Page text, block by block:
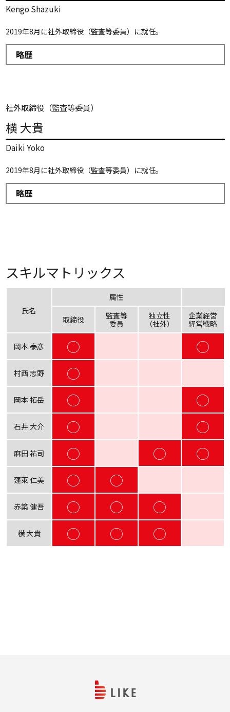
Kengo Shazuki
2019年8月に社外取締役（監査等委員）に就任。
略歴
社外取締役（監査等委員）
横 大貴
Daiki Yoko
2019年8月に社外取締役（監査等委員）に就任。
略歴
スキルマトリックス
氏名
属性
取締役
監査等
委員
独立性
（社外）
企業経営
経営戦略
岡本 泰彦 ◯ ◯
村西 志野 ◯
岡本 拓岳 ◯ ◯
石井 大介 ◯ ◯
麻田 祐司 ◯ ◯ ◯
蓬萊 仁美 ◯ ◯
赤築 健吾 ◯ ◯ ◯
横 大貴 ◯ ◯ ◯